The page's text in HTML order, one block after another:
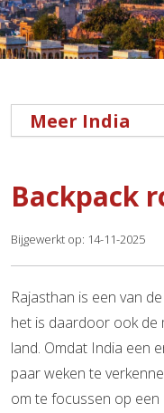
Meer India
Backpack
Bijgewerkt op: 14-11-2025
Rajasthan is een van
het is daardoor ook de
land. Omdat India een
paar weken te
om te focussen op een